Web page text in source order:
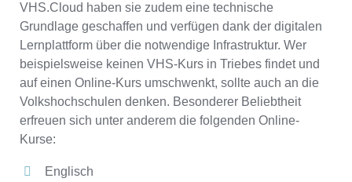
VHS.Cloud haben sie zudem eine technische
Grundlage geschaffen und verfügen dank der digitalen
Lernplattform über die notwendige Infrastruktur. Wer
beispielsweise keinen VHS-Kurs in Triebes findet und
auf einen Online-Kurs umschwenkt, sollte auch an die
Volkshochschulen denken. Besonderer Beliebtheit
erfreuen sich unter anderem die folgenden Online-
Kurse:
Englisch